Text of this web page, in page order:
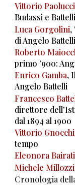
Vittorio Paolucci
Budassi e Battelli
Luca Gorgolini,
di Angelo Battelli
Roberto
primo '900:
Enrico Gamba,
Angelo Battelli
Francesco
direttore
dal 1894 al 1900
Vittorio
tempo
Eleonora Bairati
Michele Millozzi
Cronologia